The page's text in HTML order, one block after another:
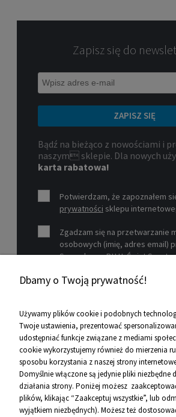
Zapisz się do
ZAPISZ SIĘ
Bądź na bieżąco z nowościami i
naszym sklepie. Dla nowych
karta rabatowa!
Potwierdzam, że zapoznałem
prywatności sklepu
Zgadzam się na przetwarzanie
osobowych (imię, adres email)
Sprzedawcę P.H.U. Świat Sportu
19-26-977 w celu marketingowym.
Pomoc
Informacje
O firmie
Dbamy o Twoją prywatność!
Używamy plików cookie i podobnych
Twoje ustawienia, prezentować
udostępniać funkcje związane z mediami
cookie wykorzystujemy również do mierzenia
sposobu korzystania z naszej strony
Domyślnie włączone są jedynie pliki niezbędne
działania strony. Poniżej możesz
plików, klikając “Zaakceptuj wszystkie”, lub
wyjątkiem niezbędnych). Możesz też